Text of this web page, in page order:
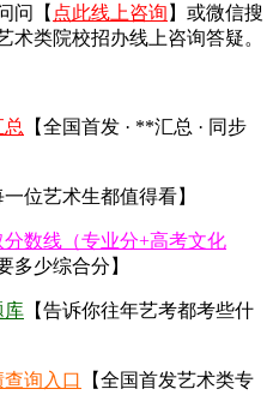
问【 点此线上咨询 】或微信搜
术类院校招办线上咨询答疑。
【全国首发 · **汇总 · 同步
一位艺术生都值得看】
数线（专业分+高考文化
多少综合分】
库 【告诉你往年艺考都考些什
询入口
【全国首发艺术类专